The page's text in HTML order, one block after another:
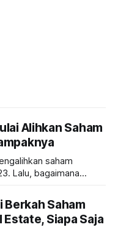
Alihkan Saham
saham
Lalu, bagaimana
Berkah Saham
Siapa Saja